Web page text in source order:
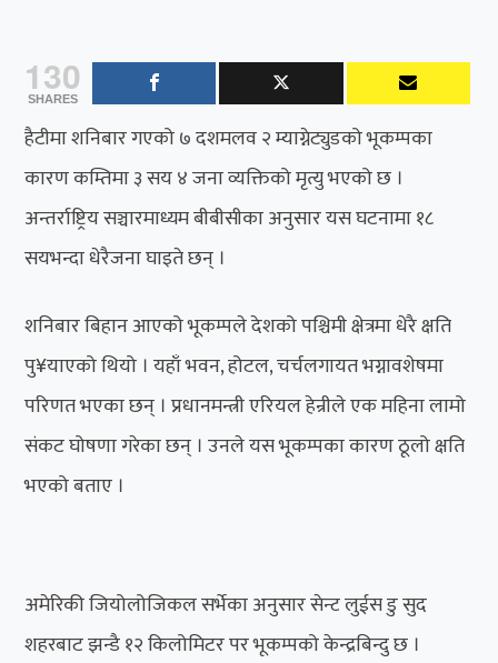
130
SHARES
हैटीमा शनिबार गएको ७ दशमलव २ म्याग्नेट्युडको भूकम्पका
कारण कम्तिमा ३ सय ४ जना व्यक्तिको मृत्यु भएको छ ।
अन्तर्राष्ट्रिय सञ्चारमाध्यम बीबीसीका अनुसार यस घटनामा १८
सयभन्दा धेरैजना घाइते छन् ।
शनिबार बिहान आएको भूकम्पले देशको पश्चिमी क्षेत्रमा धेरै क्षति
पु¥याएको थियो । यहाँ भवन, होटल, चर्चलगायत भग्नावशेषमा
परिणत भएका छन् । प्रधानमन्त्री एरियल हेन्रीले एक महिना लामो
संकट घोषणा गरेका छन् । उनले यस भूकम्पका कारण ठूलो क्षति
भएको बताए ।
अमेरिकी जियोलोजिकल सर्भेका अनुसार सेन्ट लुईस डु सुद
शहरबाट झन्डै १२ किलोमिटर पर भूकम्पको केन्द्रबिन्दु छ ।